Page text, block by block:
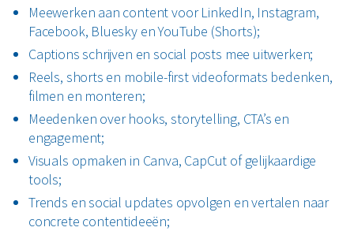
Meewerken aan content voor LinkedIn, Instagram,
Facebook, Bluesky en YouTube (Shorts);
Captions schrijven en social posts mee uitwerken;
Reels, shorts en mobile-first videoformats bedenken,
filmen en monteren;
Meedenken over hooks, storytelling, CTA’s en
engagement;
Visuals opmaken in Canva, CapCut of gelijkaardige
tools;
Trends en social updates opvolgen en vertalen naar
concrete contentideeën;